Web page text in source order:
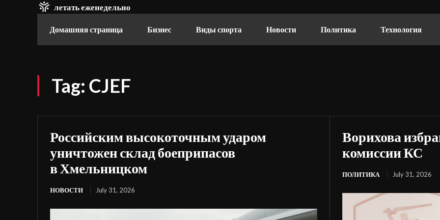
летать еженедельно
Домашняя страница Бизнес Виды спорта Новости Политика Технология
Tag: CJEF
Российским высокоточным ударом
уничтожен склад боеприпасов
в Хмельницком
НОВОСТИ July 31, 2026
Ворихова
комиссии КС
ПОЛИТИКА July 31, 2026